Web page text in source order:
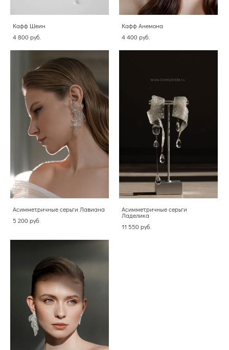
Кафф Шеин
4 800 pуб.
Кафф Анемона
4 400 pуб.
Асимметричные серьги Лавиана
5 200 pуб.
Асимметричные серьги
Ладелика
11 550 pуб.